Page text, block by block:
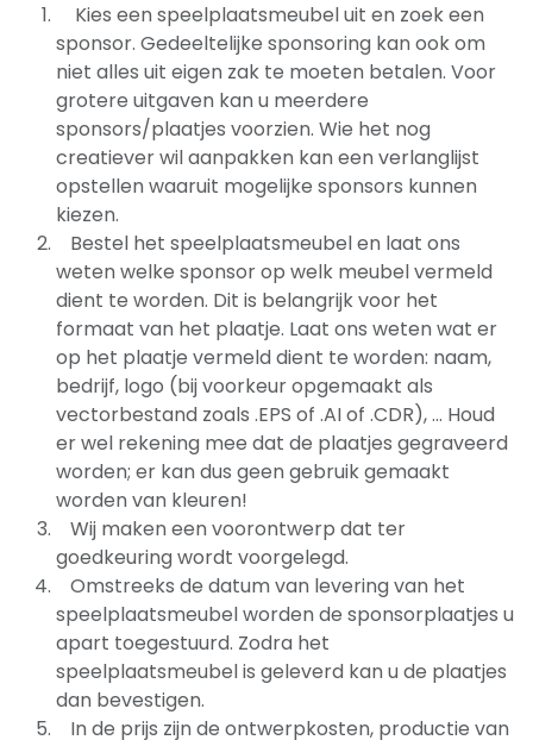
Kies een speelplaatsmeubel uit en zoek een
sponsor. Gedeeltelijke sponsoring kan ook om
niet alles uit eigen zak te moeten betalen. Voor
grotere uitgaven kan u meerdere
sponsors/plaatjes voorzien. Wie het nog
creatiever wil aanpakken kan een verlanglijst
opstellen waaruit mogelijke sponsors kunnen
kiezen.
Bestel het speelplaatsmeubel en laat ons
weten welke sponsor op welk meubel vermeld
dient te worden. Dit is belangrijk voor het
formaat van het plaatje. Laat ons weten wat er
op het plaatje vermeld dient te worden: naam,
bedrijf, logo (bij voorkeur opgemaakt als
vectorbestand zoals .EPS of .AI of .CDR), ... Houd
er wel rekening mee dat de plaatjes gegraveerd
worden; er kan dus geen gebruik gemaakt
worden van kleuren!
Wij maken een voorontwerp dat ter
goedkeuring wordt voorgelegd.
Omstreeks de datum van levering van het
speelplaatsmeubel worden de sponsorplaatjes u
apart toegestuurd. Zodra het
speelplaatsmeubel is geleverd kan u de plaatjes
dan bevestigen.
In de prijs zijn de ontwerpkosten, productie van